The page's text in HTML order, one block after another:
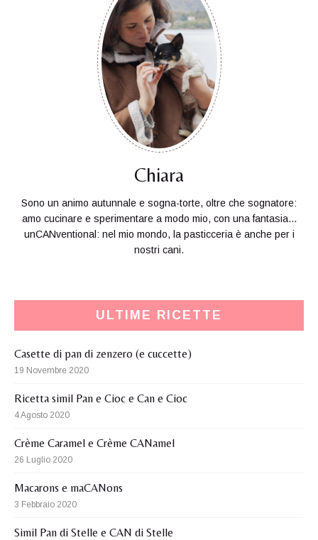
Chiara
Sono un animo autunnale e sogna-torte, oltre che sognatore:
amo cucinare e sperimentare a modo mio, con una fantasia...
unCANventional: nel mio mondo, la pasticceria è anche per i
nostri cani.
ULTIME RICETTE
Casette di pan di zenzero (e cuccette)
19 Novembre 2020
Ricetta simil Pan e Cioc e Can e Cioc
4 Agosto 2020
Crème Caramel e Crème CANamel
26 Luglio 2020
Macarons e maCANons
3 Febbraio 2020
Simil Pan di Stelle e CAN di Stelle